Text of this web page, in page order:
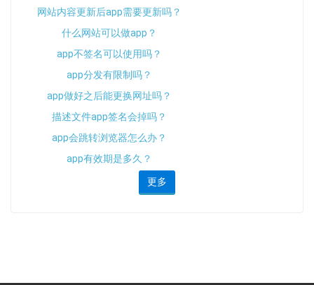
网站内容更新后app需要更新吗？
什么网站可以做app？
app不签名可以使用吗？
app分发有限制吗？
app做好之后能更换网址吗？
描述文件app签名会掉吗？
app会跳转浏览器怎么办？
app有效期是多久？
更多